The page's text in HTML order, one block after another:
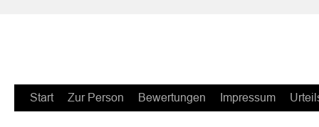
Zum
Start Zur Person Bewertungen Impressum